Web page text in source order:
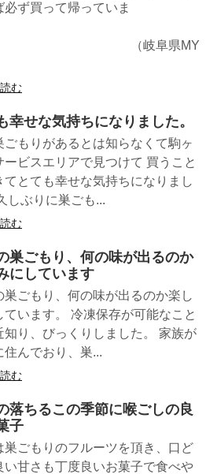
必ず買って帰っていま
。
岐阜県MY
む
幸せな気持ちになりました。
ごもりがあるとは知らなくて駒ヶ
ービスエリアで見つけて 買うこと
てとても幸せな気持ちになりまし
しぶりに巣ごも...
む
巣ごもり、何の味が出るのか
にしています
巣ごもり、何の味が出るのか楽し
ています。 冷凍保存が可能なこと
知り、びっくりしました。 家族が
住んでおり、巣...
む
落ちるこの季節に喉ごしの良
子
巣ごもりのフルーツを頂き、口ど
い甘さも丁度良いお菓子で食べや